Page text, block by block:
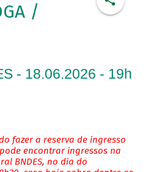
/
- 18.06.2026 - 19h
fazer a reserva de ingresso
encontrar ingressos na
BNDES, no dia do